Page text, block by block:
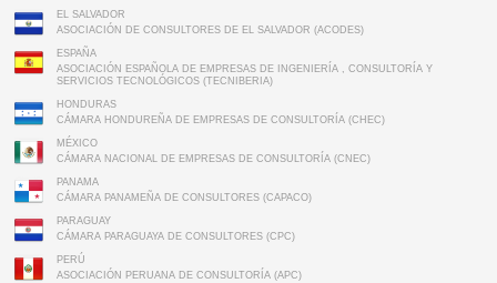
EL SALVADOR
ASOCIACIÓN DE CONSULTORES DE EL SALVADOR (ACODES)
ESPAÑA
ASOCIACIÓN ESPAÑOLA DE EMPRESAS DE INGENIERÍA , CONSULTORÍA Y
SERVICIOS TECNOLÓGICOS (TECNIBERIA)
HONDURAS
CÁMARA HONDUREÑA DE EMPRESAS DE CONSULTORÍA (CHEC)
MÉXICO
CÁMARA NACIONAL DE EMPRESAS DE CONSULTORÍA (CNEC)
PANAMA
CÁMARA PANAMEÑA DE CONSULTORES (CAPACO)
PARAGUAY
CÁMARA PARAGUAYA DE CONSULTORES (CPC)
PERÚ
ASOCIACIÓN PERUANA DE CONSULTORÍA (APC)